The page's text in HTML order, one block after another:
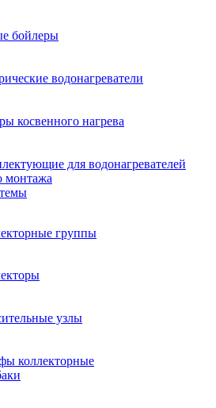
бойлеры
водонагреватели
косвенного нагрева
для водонагревателей
монтажа
группы
узлы
коллекторные